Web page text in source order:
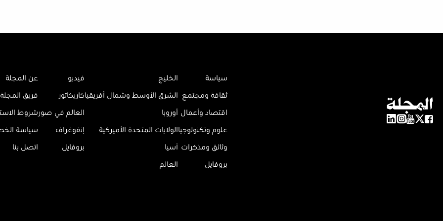
سياسة
ثقافة ومجتمع
اقتصاد وأعمال
علوم وتكنولوجيا
وثائق ومذكرات
بروفايل
الخليج
الشرق الأوسط وشمال أفريقيا
أوروبا
الولايات المتحدة الأميركية
آسيا
العالم
فيديو
كاريكاتور
العالم في صور
إنفوغراف
بروفايل
عن المجلة
فريق المجلة
شروط
سياسة
اتصل بنا